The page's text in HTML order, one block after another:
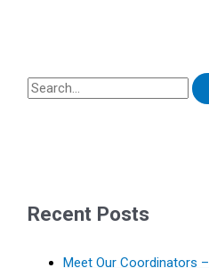
Recent Posts
Meet Our Coordinators